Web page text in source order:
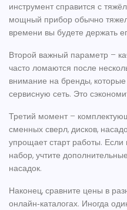
инструмент справится с
мощный прибор обычно
времени вы будете держать
Второй важный параметр –
часто ломаются после
внимание на бренды,
сервисную сеть. Это
Третий момент –
сменных сверл, дисков,
упрощает старт работы. Если
набор, учтите
насадок.
Наконец, сравните цены в
онлайн‑каталогах. Иногда